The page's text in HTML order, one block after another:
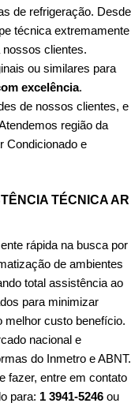
de refrigeração. Desde
técnica extremamente
clientes.
ou similares para
excelência.
de nossos clientes, e
região da
Condicionado e
TÉCNICA AR
rápida na busca por
de ambientes
total assistência ao
para minimizar
melhor custo benefício.
nacional e
do Inmetro e ABNT.
fazer, entre em contato
para: 1 3941-5246 ou